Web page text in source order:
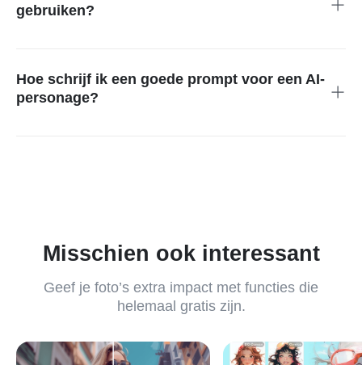
maakt er een levendig, expressief personage van.
gebruiken?
dit recht per platform kan verschillen. Controleer daarom altijd
de algemene voorwaarden van het platform dat je gebruikt en
volg die zorgvuldig om juridische problemen te voorkomen.
Hoe schrijf ik een goede prompt voor een AI-
personage?
Misschien ook interessant
Geef je foto’s extra impact met functies die
helemaal gratis zijn.